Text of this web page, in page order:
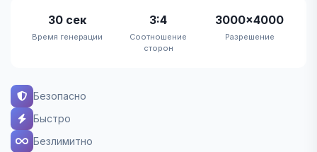
30 сек
Время генерации
3:4
Соотношение
сторон
3000×4000
Разрешение
Безопасно
Быстро
Безлимитно